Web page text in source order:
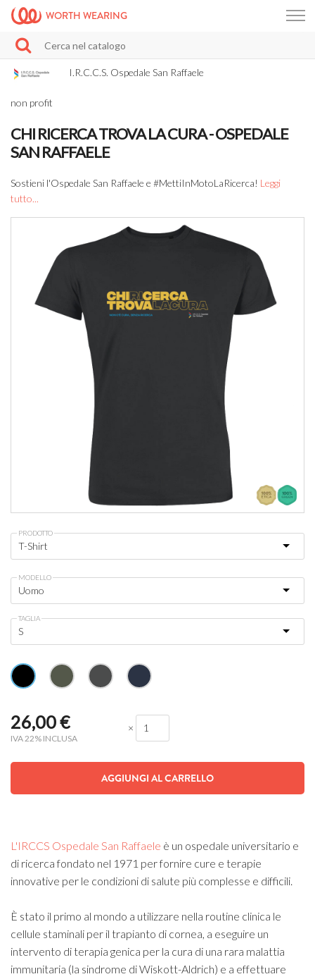
WORTH WEARING
I.R.C.C.S. Ospedale San Raffaele
non profit
CHI RICERCA TROVA LA CURA - OSPEDALE
SAN RAFFAELE
Sostieni l'Ospedale San Raffaele e #MettiInMotoLaRicerca! Leggi
tutto...
PRODOTTO
MODELLO
TAGLIA
26,00€
IVA 22% INCLUSA
×
AGGIUNGI AL CARRELLO
L'IRCCS Ospedale San Raffaele è un ospedale universitario e
di ricerca fondato nel 1971 per fornire cure e terapie
innovative per le condizioni di salute più complesse e difficili.
È stato il primo al mondo a utilizzare nella routine clinica le
cellule staminali per il trapianto di cornea, a eseguire un
intervento di terapia genica per la cura di una rara malattia
immunitaria (la sindrome di Wiskott-Aldrich) e a effettuare